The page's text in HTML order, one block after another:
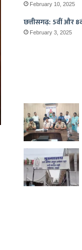
February 10, 2025
छत्तीसगढ़: 5वीं और
February 3, 2025